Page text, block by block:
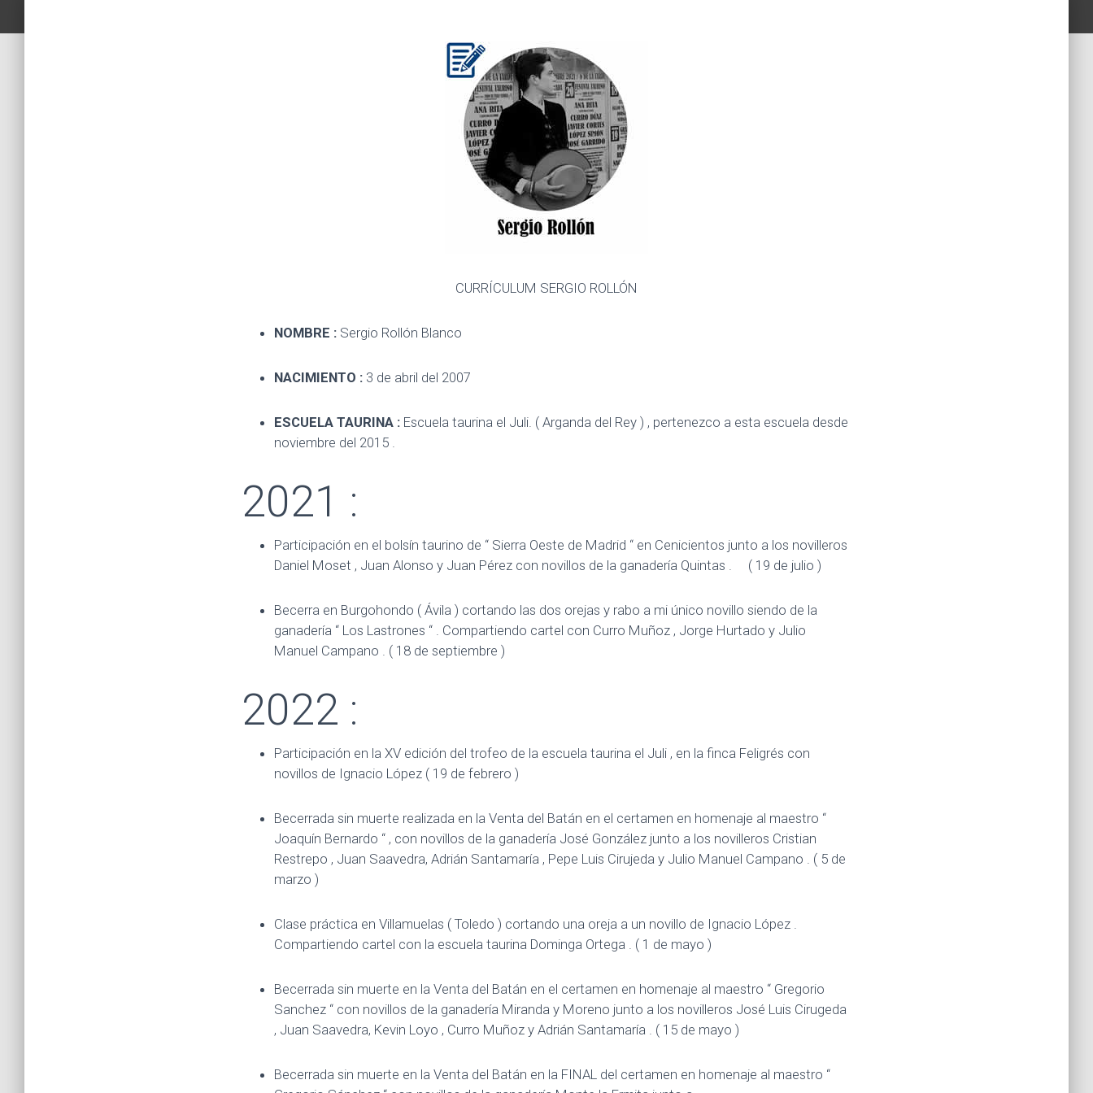
CURRÍCULUM SERGIO ROLLÓN
NOMBRE : Sergio Rollón Blanco
NACIMIENTO : 3 de abril del 2007
ESCUELA TAURINA : Escuela taurina el Juli. ( Arganda del Rey ) , pertenezco a esta escuela desde
noviembre del 2015 .
2021 :
Participación en el bolsín taurino de “ Sierra Oeste de Madrid “ en Cenicientos junto a los novilleros
Daniel Moset , Juan Alonso y Juan Pérez con novillos de la ganadería Quintas . ( 19 de julio )
Becerra en Burgohondo ( Ávila ) cortando las dos orejas y rabo a mi único novillo siendo de la
ganadería “ Los Lastrones “ . Compartiendo cartel con Curro Muñoz , Jorge Hurtado y Julio
Manuel Campano . ( 18 de septiembre )
2022 :
Participación en la XV edición del trofeo de la escuela taurina el Juli , en la finca Feligrés con
novillos de Ignacio López ( 19 de febrero )
Becerrada sin muerte realizada en la Venta del Batán en el certamen en homenaje al maestro “
Joaquín Bernardo “ , con novillos de la ganadería José González junto a los novilleros Cristian
Restrepo , Juan Saavedra, Adrián Santamaría , Pepe Luis Cirujeda y Julio Manuel Campano . ( 5 de
marzo )
Clase práctica en Villamuelas ( Toledo ) cortando una oreja a un novillo de Ignacio López .
Compartiendo cartel con la escuela taurina Dominga Ortega . ( 1 de mayo )
Becerrada sin muerte en la Venta del Batán en el certamen en homenaje al maestro “ Gregorio
Sanchez “ con novillos de la ganadería Miranda y Moreno junto a los novilleros José Luis Cirugeda
, Juan Saavedra, Kevin Loyo , Curro Muñoz y Adrián Santamaría . ( 15 de mayo )
Becerrada sin muerte en la Venta del Batán en la FINAL del certamen en homenaje al maestro “